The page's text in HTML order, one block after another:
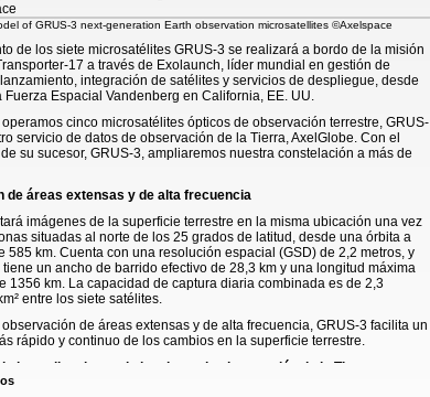
of GRUS-3 next-generation Earth observation microsatellites ©Axelspace
de los siete microsatélites GRUS-3 se realizará a bordo de la misión
17 a través de Exolaunch, líder mundial en gestión de
integración de satélites y servicios de despliegue, desde
Fuerza Espacial Vandenberg en California, EE. UU.
cinco microsatélites ópticos de observación terrestre, GRUS-
servicio de datos de observación de la Tierra, AxelGlobe. Con el
su sucesor, GRUS-3, ampliaremos nuestra constelación a más de
de áreas extensas y de alta frecuencia
imágenes de la superficie terrestre en la misma ubicación una vez
situadas al norte de los 25 grados de latitud, desde una órbita a
585 km. Cuenta con una resolución espacial (GSD) de 2,2 metros, y
un ancho de barrido efectivo de 28,3 km y una longitud máxima
1356 km. La capacidad de captura diaria combinada es de 2,3
entre los siete satélites.
de áreas extensas y de alta frecuencia, GRUS-3 facilita un
rápido y continuo de los cambios en la superficie terrestre.
las aplicaciones de los datos de observación de la Tierra
ahora con la banda espectral “azul costero”, que permite capturar